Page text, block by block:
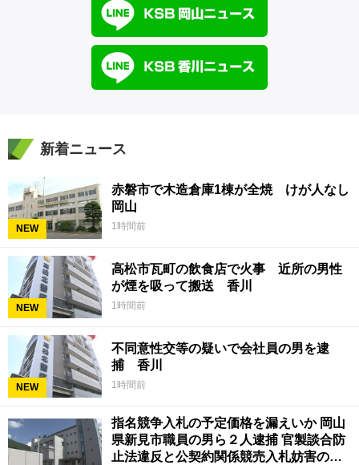
新着ニュース
NEW
赤磐市で木造倉庫1棟が全焼 けが人なし
岡山
1時間前
NEW
高松市瓦町の飲食店で火事 近所の男性
が煙を吸って搬送 香川
1時間前
NEW
不同意性交等の疑いで会社員の男を逮
捕 香川
1時間前
指名競争入札の予定価格を漏えいか 岡山
県新見市職員の男ら２人逮捕 官製談合防
止法違反と公契約関係競売入札妨害の疑